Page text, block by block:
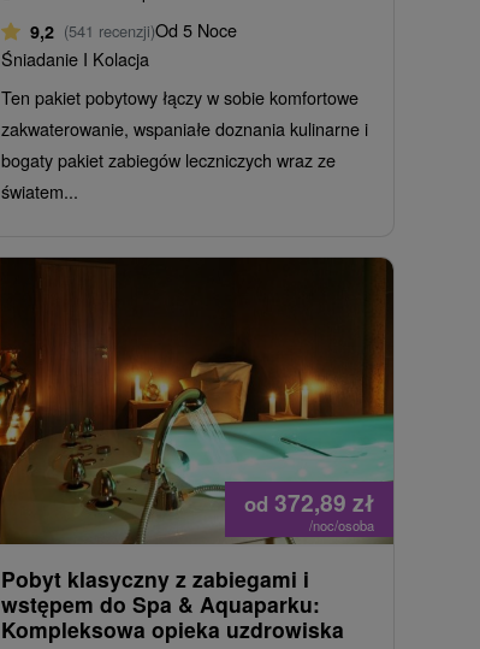
9,2 (541 recenzji)Od 5 Noce
Śniadanie I Kolacja
Ten pakiet pobytowy łączy w sobie komfortowe
zakwaterowanie, wspaniałe doznania kulinarne i
bogaty pakiet zabiegów leczniczych wraz ze
światem...
od 372,89 zł
/noc/osoba
Pobyt klasyczny z zabiegami i
wstępem do Spa & Aquaparku:
Kompleksowa opieka uzdrowiska